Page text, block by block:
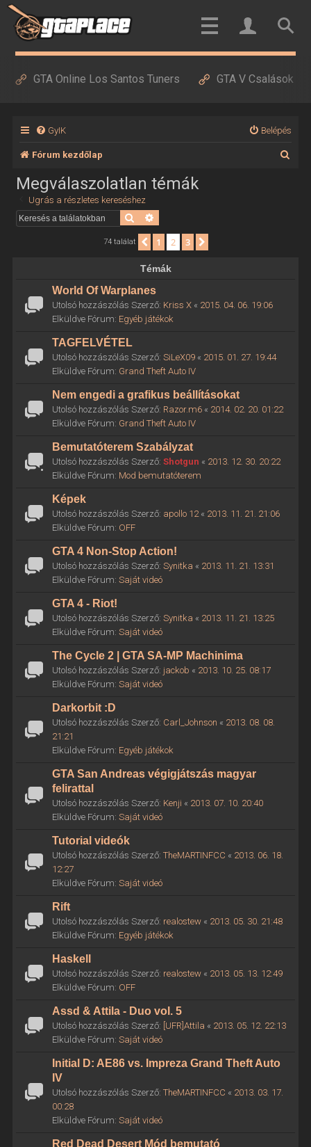
GTA Online Los Santos Tuners GTA V Csalások
GyIK Belépés
Fórum kezdőlap
Megválaszolatlan témák
Ugrás a részletes kereséshez
Keresés
74 találat Előző
1 2 3
Témák
World Of Warplanes
Utolsó hozzászólás Szerző: Kriss X« 2015. 04. 06. 19:06
Elküldve Fórum: Egyéb játékok
TAGFELVÉTEL
Utolsó hozzászólás Szerző: SiLeX09« 2015. 01. 27. 19:44
Elküldve Fórum: Grand Theft Auto IV
Nem engedi a grafikus beállításokat
Utolsó hozzászólás Szerző: Razor.m6« 2014. 02. 20. 01:22
Elküldve Fórum: Grand Theft Auto IV
Bemutatóterem Szabályzat
Utolsó hozzászólás Szerző: Shotgun « 2013. 12. 30. 20:22
Elküldve Fórum: Mod bemutatóterem
Képek
Utolsó hozzászólás Szerző: apollo 12« 2013. 11. 21. 21:06
Elküldve Fórum: OFF
GTA 4 Non-Stop Action!
Utolsó hozzászólás Szerző: Synitka « 2013. 11. 21. 13:31
Elküldve Fórum: Saját videó
GTA 4 - Riot!
Utolsó hozzászólás Szerző: Synitka « 2013. 11. 21. 13:25
Elküldve Fórum: Saját videó
The Cycle 2 | GTA SA-MP Machinima
Utolsó hozzászólás Szerző: jackob « 2013. 10. 25. 08:17
Elküldve Fórum: Saját videó
Darkorbit :D
Utolsó hozzászólás Szerző: Carl_Johnson « 2013. 08. 08.
21:21
Elküldve Fórum: Egyéb játékok
GTA San Andreas végigjátszás magyar
felirattal
Utolsó hozzászólás Szerző: Kenji « 2013. 07. 10. 20:40
Elküldve Fórum: Saját videó
Tutorial videók
Utolsó hozzászólás Szerző: TheMARTINFCC « 2013. 06. 18.
12:27
Elküldve Fórum: Saját videó
Rift
Utolsó hozzászólás Szerző: realostew« 2013. 05. 30. 21:48
Elküldve Fórum: Egyéb játékok
Haskell
Utolsó hozzászólás Szerző: realostew« 2013. 05. 13. 12:49
Elküldve Fórum: OFF
Assd & Attila - Duo vol. 5
Utolsó hozzászólás Szerző: [UFR]Attila « 2013. 05. 12. 22:13
Elküldve Fórum: Saját videó
Initial D: AE86 vs. Impreza Grand Theft Auto
IV
Utolsó hozzászólás Szerző: TheMARTINFCC « 2013. 03. 17.
00:28
Elküldve Fórum: Saját videó
Red Dead Desert Mód bemutató